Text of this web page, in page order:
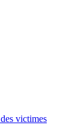
victimes